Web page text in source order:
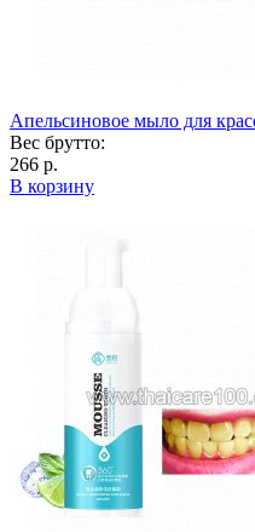
Апельсиновое мыло для
Вес брутто:
266 р.
В корзину